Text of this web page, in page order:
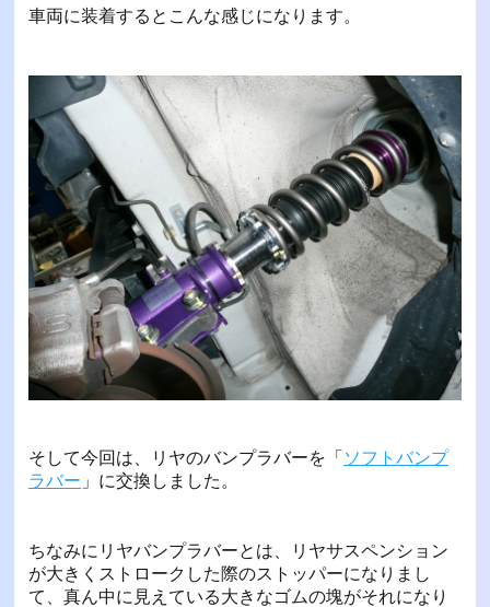
車両に装着するとこんな感じになります。
そして今回は、リヤのバンプラバーを「 ソフトバンプ
ラバー 」に交換しました。
ちなみにリヤバンプラバーとは、リヤサスペンション
が大きくストロークした際のストッパーになりまし
て、真ん中に見えている大きなゴムの塊がそれになり